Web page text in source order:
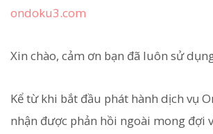
ondoku3.com
Xin chào, cảm ơn bạn đã luôn sử
Kể từ khi bắt đầu phát hành dịch vụ
nhận được phản hồi ngoài mong đợi